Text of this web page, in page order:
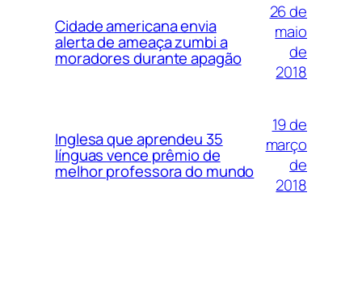
Cidade americana envia
alerta de ameaça zumbi a
moradores durante apagão
26 de
maio
de
2018
Inglesa que aprendeu 35
línguas vence prêmio de
melhor professora do mundo
19 de
março
de
2018